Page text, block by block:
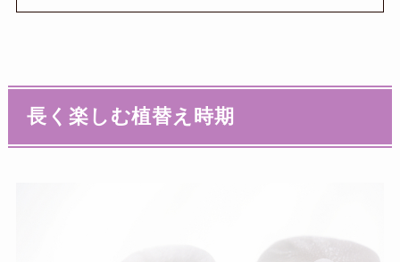
長く楽しむ植替え時期